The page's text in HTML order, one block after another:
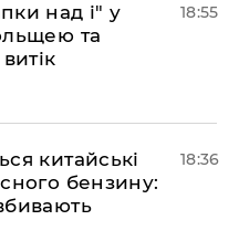
над і" у
та
18:55
китайські
бензину:
18:36